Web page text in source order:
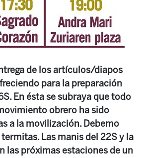
de los artículos/diapos
para la preparación
En ésta se subraya que todo
obrero ha sido
a la movilización. Debemo
Las manis del 22S y la
las próximas estaciones de un